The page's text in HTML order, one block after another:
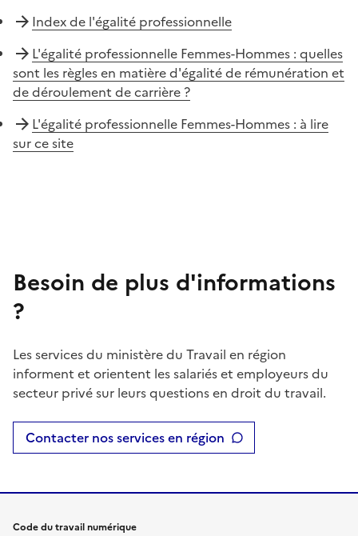
Index de l'égalité professionnelle
L'égalité professionnelle Femmes-Hommes : quelles
sont les règles en matière d'égalité de rémunération et
de déroulement de carrière ?
L'égalité professionnelle Femmes-Hommes : à lire
sur ce site
Besoin de plus d'informations
?
Les services du ministère du Travail en région
informent et orientent les salariés et employeurs du
secteur privé sur leurs questions en droit du travail.
Contacter nos services en région
Code du travail numérique